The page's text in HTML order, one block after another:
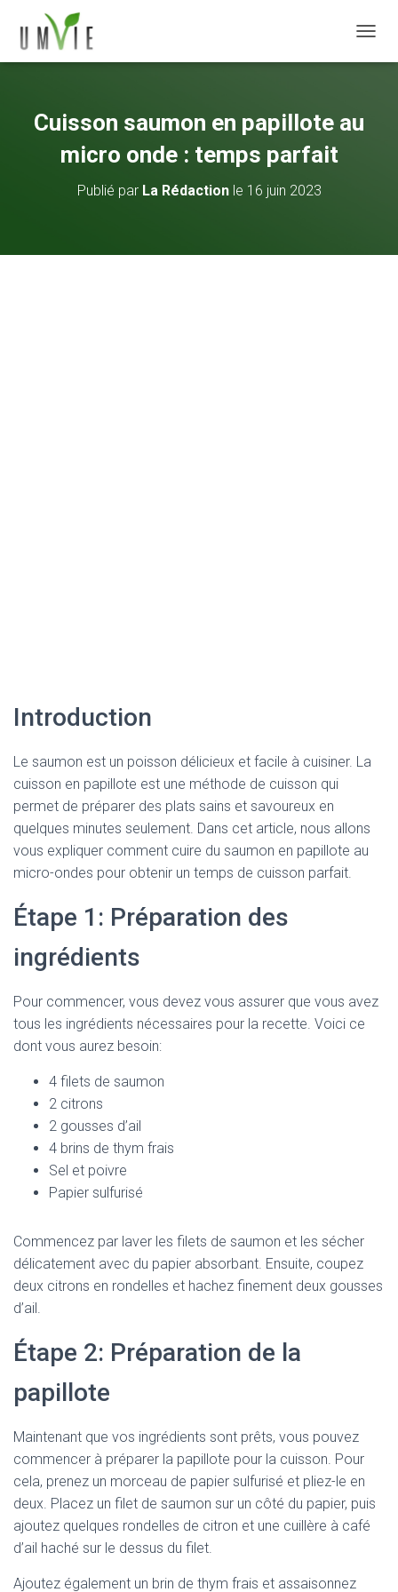
Cuisson saumon en papillote au
micro onde : temps parfait
Publié par La Rédactionle 16 juin 2023
Introduction
Le saumon est un poisson délicieux et facile à cuisiner. La
cuisson en papillote est une méthode de cuisson qui
permet de préparer des plats sains et savoureux en
quelques minutes seulement. Dans cet article, nous allons
vous expliquer comment cuire du saumon en papillote au
micro-ondes pour obtenir un temps de cuisson parfait.
Étape 1: Préparation des
ingrédients
Pour commencer, vous devez vous assurer que vous avez
tous les ingrédients nécessaires pour la recette. Voici ce
dont vous aurez besoin:
4 filets de saumon
2 citrons
2 gousses d’ail
4 brins de thym frais
Sel et poivre
Papier sulfurisé
Commencez par laver les filets de saumon et les sécher
délicatement avec du papier absorbant. Ensuite, coupez
deux citrons en rondelles et hachez finement deux gousses
d’ail.
Étape 2: Préparation de la
papillote
Maintenant que vos ingrédients sont prêts, vous pouvez
commencer à préparer la papillote pour la cuisson. Pour
cela, prenez un morceau de papier sulfurisé et pliez-le en
deux. Placez un filet de saumon sur un côté du papier, puis
ajoutez quelques rondelles de citron et une cuillère à café
d’ail haché sur le dessus du filet.
Ajoutez également un brin de thym frais et assaisonnez